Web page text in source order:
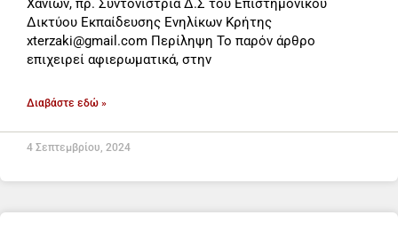
Χανίων, πρ. Συντονίστρια Δ.Σ του Επιστημονικού
Δικτύου Εκπαίδευσης Ενηλίκων Κρήτης
xterzaki@gmail.com Περίληψη Το παρόν άρθρο
επιχειρεί αφιερωματικά, στην
Διαβάστε εδώ »
4 Σεπτεμβρίου, 2024